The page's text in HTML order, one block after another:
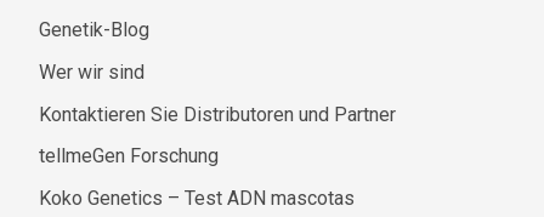
Genetik-Blog
Wer wir sind
Kontaktieren Sie Distributoren und Partner
tellmeGen Forschung
Koko Genetics – Test ADN mascotas